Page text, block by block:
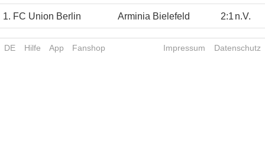
1. FC Union Berlin Arminia Bielefeld 2:1 n.V.
DE Hilfe App Fanshop Impressum Datenschutz